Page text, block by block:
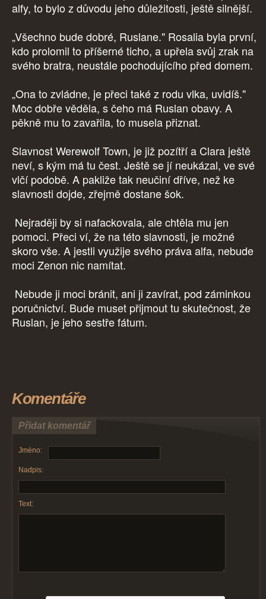
alfy, to bylo z důvodu jeho důležitosti, ještě silnější.
„Všechno bude dobré, Ruslane." Rosalia byla první,
kdo prolomil to příšerné ticho, a upřela svůj zrak na
svého bratra, neustále pochodujícího před domem.
„Ona to zvládne, je přeci také z rodu vlka, uvidíš."
Moc dobře věděla, s čeho má Ruslan obavy. A
pěkně mu to zavařila, to musela přiznat.
Slavnost Werewolf Town, je již pozítří a Clara ještě
neví, s kým má tu čest. Ještě se jí neukázal, ve své
vlčí podobě. A pakliže tak neučiní dříve, než ke
slavnosti dojde, zřejmě dostane šok.
Nejraději by si nafackovala, ale chtěla mu jen
pomoci. Přeci ví, že na této slavnosti, je možné
skoro vše. A jestli využije svého práva alfa, nebude
moci Zenon nic namítat.
Nebude ji moci bránit, ani ji zavírat, pod záminkou
poručnictví. Bude muset přijmout tu skutečnost, že
Ruslan, je jeho sestře fátum.
Komentáře
Přidat komentář
Jméno:
Nadpis:
Text: